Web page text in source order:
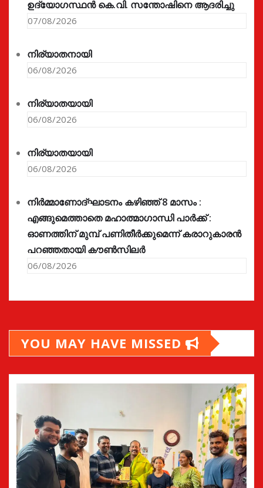
ഉദ്യോഗസ്ഥൻ കെ.വി. സന്തോഷിനെ ആദരിച്ചു
07/08/2026
നിര്യാതനായി
06/08/2026
നിര്യാതയായി
06/08/2026
നിര്യാതയായി
06/08/2026
നിർമ്മാണോദ്ഘാടനം കഴിഞ്ഞ് 8 മാസം :
എങ്ങുമെത്താതെ മഹാത്മാഗാന്ധി പാർക്ക് :
ഓണത്തിന് മുമ്പ് പണിതീർക്കുമെന്ന് കരാറുകാരൻ
പറഞ്ഞതായി കൗൺസിലർ
06/08/2026
YOU MAY HAVE MISSED